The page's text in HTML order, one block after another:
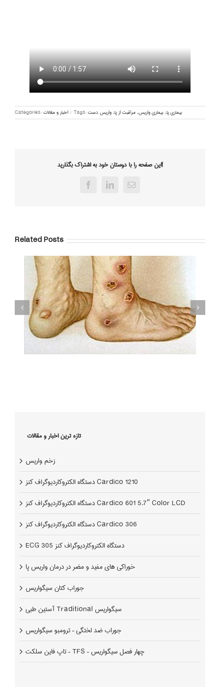
Categories:اخبار و مقالات | Tags: بیماری پا, بیماری واریس, مراقبت از پا, واریس دست
این صفحه را با دوستان خود به اشتراک بگذارید!
FacebookLinkedInEmail
Related Posts
زخم واریس
تازه ترین اخبار و مقالات
زخم واریس
دستگاه الکتروکاردیوگراف کنز Cardico 1210
دستگاه الکتروکاردیوگراف کنز Cardico 601 5.7″ Color LCD
دستگاه الکتروکاردیوگراف کنز Cardico 306
ECG 305 دستگاه الکتروکاردیوگراف کنز
خوراکی های مفید و مضر در درمان واریس پا
جوراب کتان سیگواریس
آستین طبی Traditional سیگواریس
جوراب ضد لختگی – ترومبو سیگواریس
تاپ فاین سلکت – TFS – چهار فصل سیگواریس